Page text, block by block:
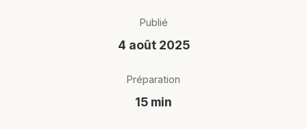
Publié
4 août 2025
Préparation
15 min